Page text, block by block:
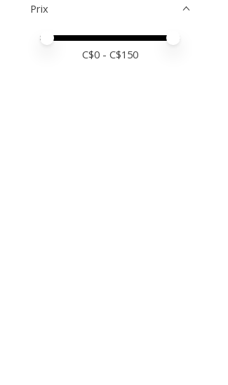
Prix
Prix minimum
Price maximum value
C$0 - C$150